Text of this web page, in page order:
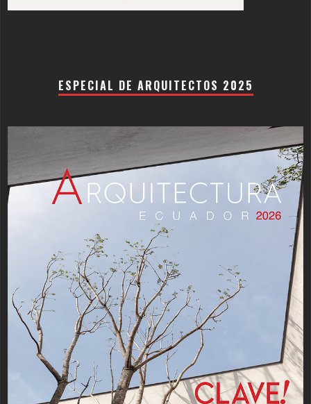
ESPECIAL DE ARQUITECTOS 2025